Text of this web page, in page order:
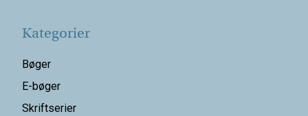
Kategorier
Bøger
E-bøger
Skriftserier